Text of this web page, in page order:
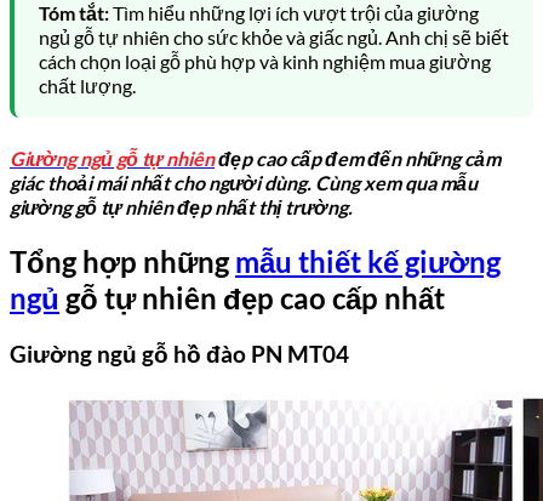
Tóm tắt:Tìm hiểu những lợi ích vượt trội của giường
ngủ gỗ tự nhiên cho sức khỏe và giấc ngủ. Anh chị sẽ biết
cách chọn loại gỗ phù hợp và kinh nghiệm mua giường
chất lượng.
Giường ngủ gỗ tự nhiênđẹp cao cấp đem đến những cảm
giác thoải mái nhất cho người dùng. Cùng xem qua mẫu
giường gỗ tự nhiên đẹp nhất thị trường.
Tổng hợp nhữngmẫu thiết kế giường
ngủ gỗ tự nhiên đẹp cao cấp nhất
Giường ngủ gỗ hồ đào PN MT04